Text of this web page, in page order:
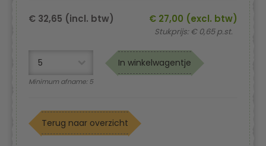
€ 27,00 (excl. btw)
Stukprijs: € 0,65 p.st.
€ 32,65 (incl. btw)
Minimum afname: 5
In winkelwagentje
Terug naar overzicht